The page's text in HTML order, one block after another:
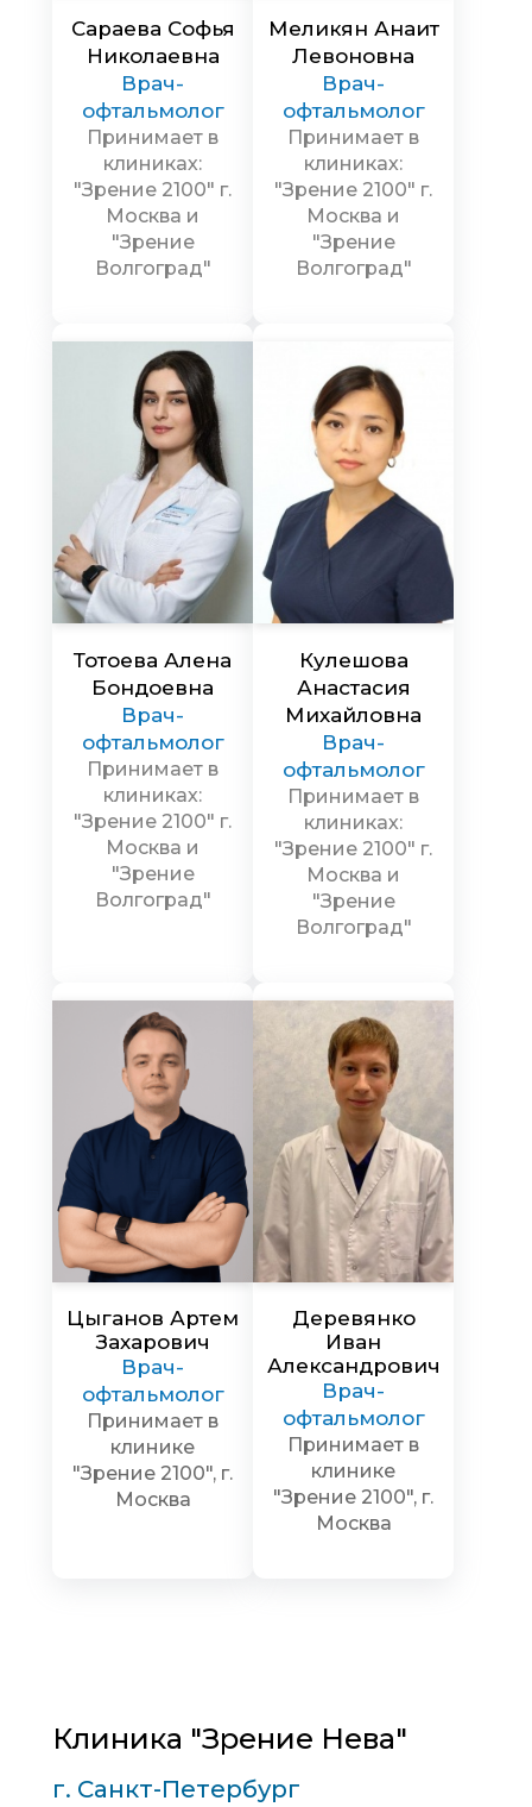
Сараева Софья
Николаевна
Врач-
офтальмолог
Принимает в
клиниках:
"Зрение 2100" г.
Москва и
"Зрение
Волгоград"
Меликян Анаит
Левоновна
Врач-
офтальмолог
Принимает в
клиниках:
"Зрение 2100" г.
Москва и
"Зрение
Волгоград"
Тотоева Алена
Бондоевна
Врач-
офтальмолог
Принимает в
клиниках:
"Зрение 2100" г.
Москва и
"Зрение
Волгоград"
Кулешова
Анастасия
Михайловна
Врач-
офтальмолог
Принимает в
клиниках:
"Зрение 2100" г.
Москва и
"Зрение
Волгоград"
Цыганов Артем
Захарович
Врач-
офтальмолог
Принимает в
клинике
"Зрение 2100", г.
Москва
Деревянко
Иван
Александрович
Врач-
офтальмолог
Принимает в
клинике
"Зрение 2100", г.
Москва
Клиника "Зрение Нева"
г. Санкт-Петербург